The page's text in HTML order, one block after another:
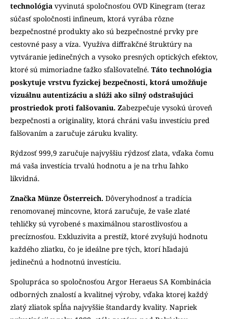
technológia vyvinutá spoločnosťou OVD Kinegram (teraz
súčasť spoločnosti infineum, ktorá vyrába rôzne
bezpečnostné produkty ako sú bezpečnostné prvky pre
cestovné pasy a víza. Využíva diffrakčné štruktúry na
vytváranie jedinečných a vysoko presných optických efektov,
ktoré sú mimoriadne ťažko sfalšovateľné. Táto technológia
poskytuje vrstvu fyzickej bezpečnosti, ktorá umožňuje
vizuálnu autentizáciu a slúži ako silný odstrašujúci
prostriedok proti falšovaniu. Zabezpečuje vysokú úroveň
bezpečnosti a originality, ktorá chráni vašu investíciu pred
falšovaním a zaručuje záruku kvality.
Rýdzosť 999,9 zaručuje najvyššiu rýdzosť zlata, vďaka čomu
má vaša investícia trvalú hodnotu a je na trhu ľahko
likvidná.
Značka Münze Österreich. Dôveryhodnosť a tradícia
renomovanej mincovne, ktorá zaručuje, že vaše zlaté
tehličky sú vyrobené s maximálnou starostlivosťou a
precíznosťou. Exkluzivita a prestíž, ktoré zvyšujú hodnotu
každého zliatku, čo je ideálne pre tých, ktorí hľadajú
jedinečnú a hodnotnú investíciu.
Spolupráca so spoločnosťou Argor Heraeus SA Kombinácia
odborných znalostí a kvalitnej výroby, vďaka ktorej každý
zlatý zliatok spĺňa najvyššie štandardy kvality. Napriek